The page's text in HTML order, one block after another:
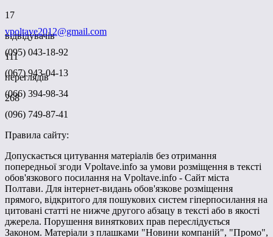
17
відвідувачів
111
переглядів
268
vpoltave2012@gmail.com
(095) 043-18-92
(067) 943-04-13
(066) 394-98-34
(096) 749-87-41
Правила сайту:
Допускається цитування матеріалів без отримання
попередньої згоди Vpoltave.info за умови розміщення в тексті
обов'язкового посилання на Vpoltave.info - Сайт міста
Полтави. Для інтернет-видань обов'язкове розміщення
прямого, відкритого для пошукових систем гіперпосилання на
цитовані статті не нижче другого абзацу в тексті або в якості
джерела. Порушення виняткових прав переслідується
Законом. Матеріали з плашками "Новини компаній", "Промо",